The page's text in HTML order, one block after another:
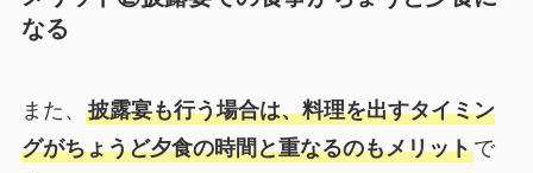
なる
また、 披露宴も行う場合は、料理を出すタイミン
グがちょうど夕食の時間と重なるのもメリットで